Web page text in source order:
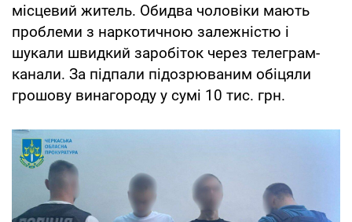
місцевий житель. Обидва чоловіки мають
проблеми з наркотичною залежністю і
шукали швидкий заробіток через телеграм-
канали. За підпали підозрюваним обіцяли
грошову винагороду у сумі 10 тис. грн.